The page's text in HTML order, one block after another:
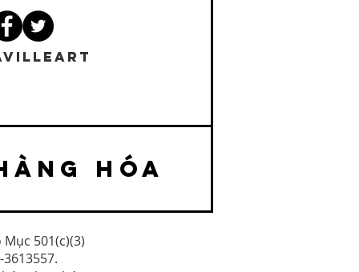
HÓA
501(c)(3)